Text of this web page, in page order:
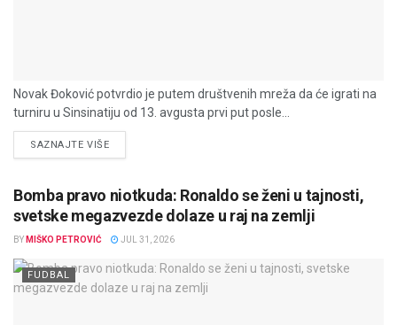
Novak Đoković potvrdio je putem društvenih mreža da će igrati na
turniru u Sinsinatiju od 13. avgusta prvi put posle...
SAZNAJTE VIŠEDETAILS
Bomba pravo niotkuda: Ronaldo se ženi u tajnosti,
svetske megazvezde dolaze u raj na zemlji
BY MIŠKO PETROVIĆ JUL 31, 2026
FUDBAL